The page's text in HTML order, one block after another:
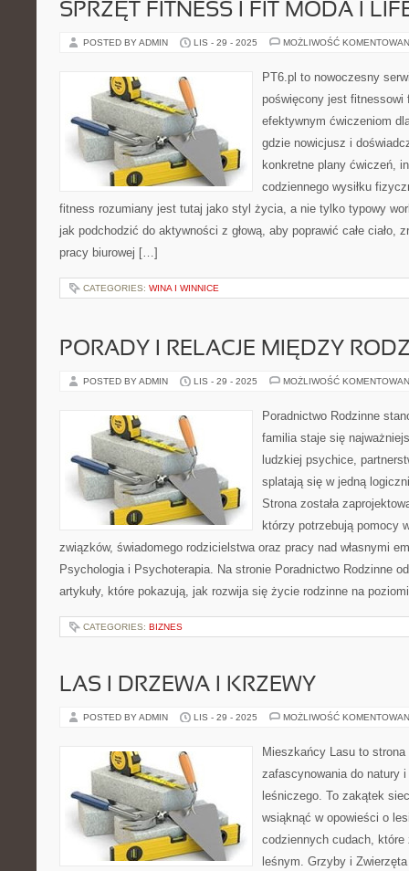
SPRZĘT FITNESS I FIT MODA I
POSTED BY ADMIN LIS - 29 - 2025 MOŻLIWOŚĆ
PT6.pl to nowoczesny
poświęcony jest fitnessowi
efektywnym ćwiczeniom
gdzie nowicjusz i
konkretne plany ćwiczeń,
codziennego wysiłku
fitness rozumiany jest tutaj jako styl życia, a nie tylko typowy
jak podchodzić do aktywności z głową, aby poprawić całe ciało,
pracy biurowej […]
CATEGORIES: WINA I WINNICE
PORADY I RELACJE MIĘDZY
POSTED BY ADMIN LIS - 29 - 2025 MOŻLIWOŚĆ
Poradnictwo Rodzinne
familia staje się
ludzkiej psychice,
splatają się w jedną
Strona została
którzy potrzebują pomocy
związków, świadomego rodzicielstwa oraz pracy nad własnymi
Psychologia i Psychoterapia. Na stronie Poradnictwo Rodzinne
artykuły, które pokazują, jak rozwija się życie rodzinne na
CATEGORIES: BIZNES
LAS I DRZEWA I KRZEWY
POSTED BY ADMIN LIS - 29 - 2025 MOŻLIWOŚĆ
Mieszkańcy Lasu to
zafascynowania do natury
leśniczego. To zakątek
wsiąknąć w opowieści o
codziennych cudach,
leśnym. Grzyby i